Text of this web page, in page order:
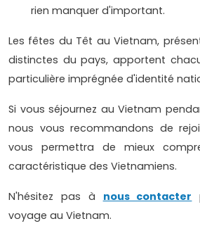
rien manquer d'important.
Les fêtes du Têt au Vietnam,
distinctes du pays, apportent
particulière imprégnée d'identité
Si vous séjournez au Vietnam
nous vous recommandons de
vous permettra de mieux
caractéristique des Vietnamiens.
N'hésitez pas à nous contacter
voyage au Vietnam.